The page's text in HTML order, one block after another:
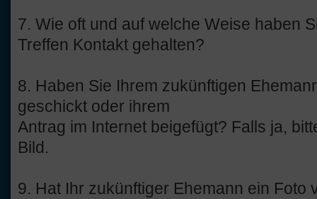
7. Wie oft und auf welche Weise haben
Treffen Kontakt gehalten?
8. Haben Sie Ihrem zukünftigen
geschickt oder ihrem
Antrag im Internet beigefügt? Falls ja,
Bild.
9. Hat Ihr zukünftiger Ehemann ein Foto